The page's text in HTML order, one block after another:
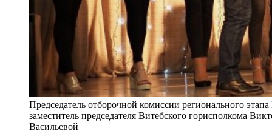
Председатель отборочной комиссии регионального
заместитель председателя Витебского горисполкома
Васильевой